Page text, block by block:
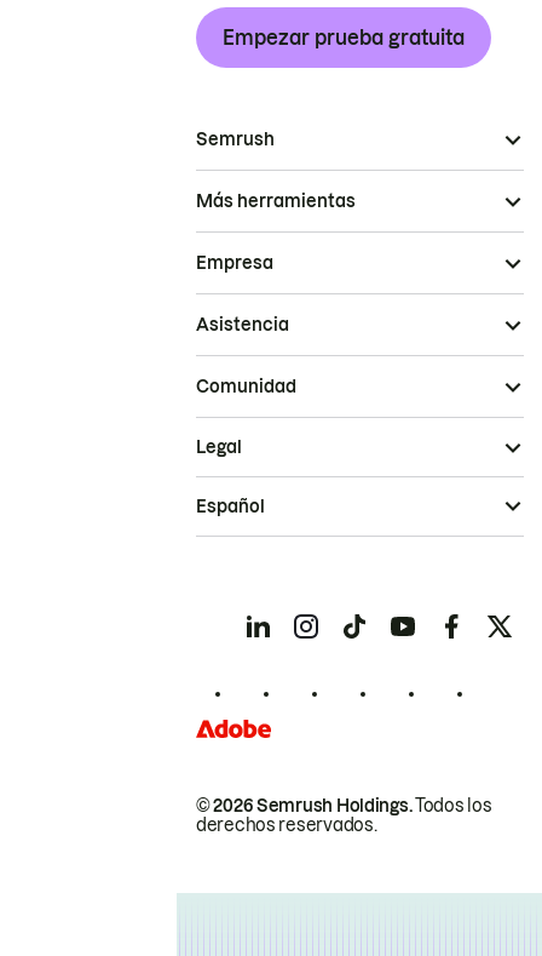
Empezar prueba gratuita
Semrush
Más herramientas
Empresa
Asistencia
Comunidad
© 2026 Semrush Holdings.Todos los
derechos reservados.
Legal
Español